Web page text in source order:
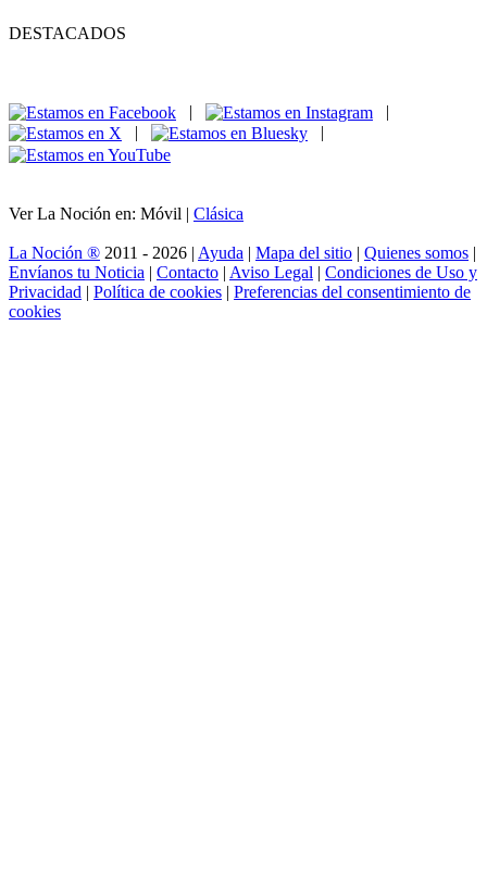
DESTACADOS
|
|
|
|
Ver La Noción en: Móvil | Clásica
La Noción ® 2011 - 2026 | Ayuda | Mapa del sitio | Quienes somos |
Envíanos tu Noticia | Contacto | Aviso Legal | Condiciones de Uso y
Privacidad | Política de cookies | Preferencias del consentimiento de
cookies